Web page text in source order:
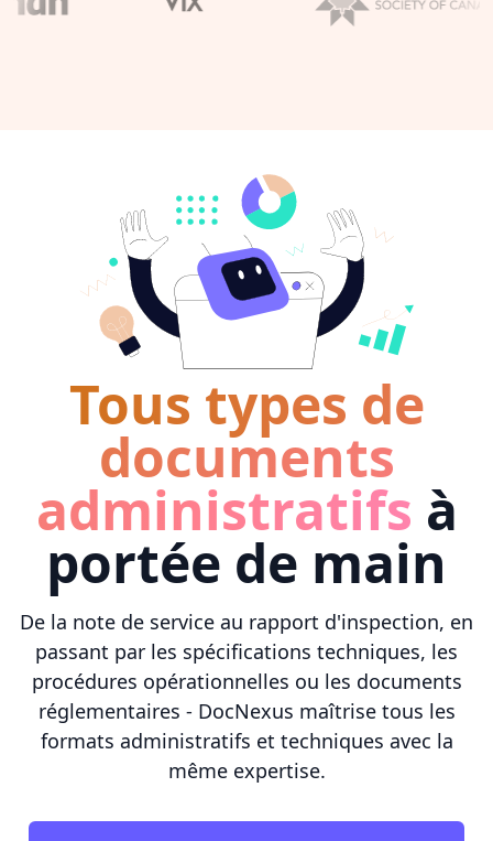
Tous types de
documents
administratifs à
portée de main
De la note de service au rapport d'inspection, en
passant par les spécifications techniques, les
procédures opérationnelles ou les documents
réglementaires - DocNexus maîtrise tous les
formats administratifs et techniques avec la
même expertise.